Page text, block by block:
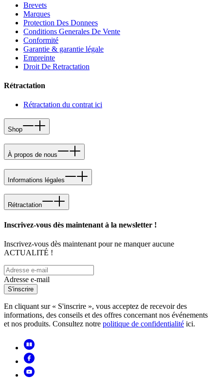
Brevets
Marques
Protection Des Donnees
Conditions Generales De Vente
Conformité
Garantie & garantie légale
Empreinte
Droit De Retractation
Rétractation
Rétractation du contrat ici
Shop
À propos de nous
Informations légales
Rétractation
Inscrivez-vous dès maintenant à la newsletter !
Inscrivez-vous dès maintenant pour ne manquer aucune
ACTUALITÉ !
Adresse e-mail
S'inscrire
En cliquant sur « S'inscrire », vous acceptez de recevoir des
informations, des conseils et des offres concernant nos événements
et nos produits. Consultez notre politique de confidentialité ici.